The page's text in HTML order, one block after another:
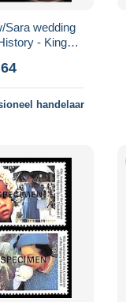
Sara wedding
- Kings &
handelaar